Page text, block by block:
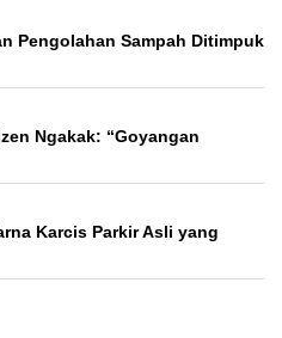
Pengolahan Sampah Ditimpuk
Ngakak: “Goyangan
Karcis Parkir Asli yang